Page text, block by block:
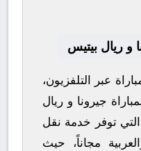
و ريال بيتيس
عبر التلفزيون،
جيرونا و ريال
التي توفر خدمة نقل
مجاناً، حيث